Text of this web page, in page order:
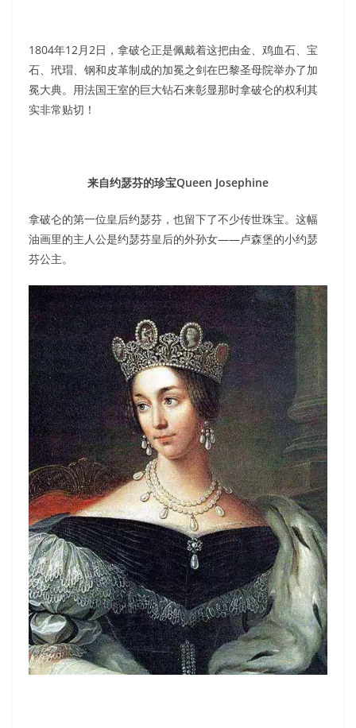
1804年12月2日，拿破仑正是佩戴着这把由金、鸡血石、宝
石、玳瑁、钢和皮革制成的加冕之剑在巴黎圣母院举办了加
冕大典。用法国王室的巨大钻石来彰显那时拿破仑的权利其
实非常贴切！
来自约瑟芬的珍宝Queen Josephine
拿破仑的第一位皇后约瑟芬，也留下了不少传世珠宝。这幅
油画里的主人公是约瑟芬皇后的外孙女——卢森堡的小约瑟
芬公主。